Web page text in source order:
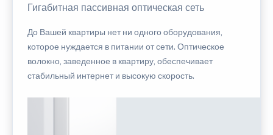
Гигабитная пассивная оптическая сеть
До Вашей квартиры нет ни одного оборудования,
которое нуждается в питании от сети. Оптическое
волокно, заведенное в квартиру, обеспечивает
стабильный интернет и высокую скорость.